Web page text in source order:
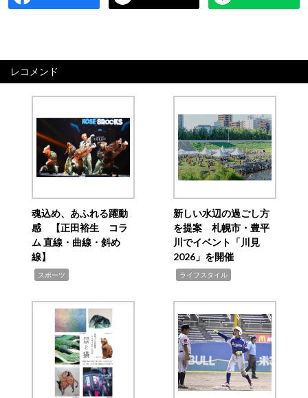
レコメンド
魂込め、あふれる躍動
感 【正田裕生 コラ
ム 直線・曲線・斜め
線】
スポーツ
新しい水辺の過ごし方
を提案 札幌市・豊平
川でイベント「川見
2026」を開催
ライフスタイル